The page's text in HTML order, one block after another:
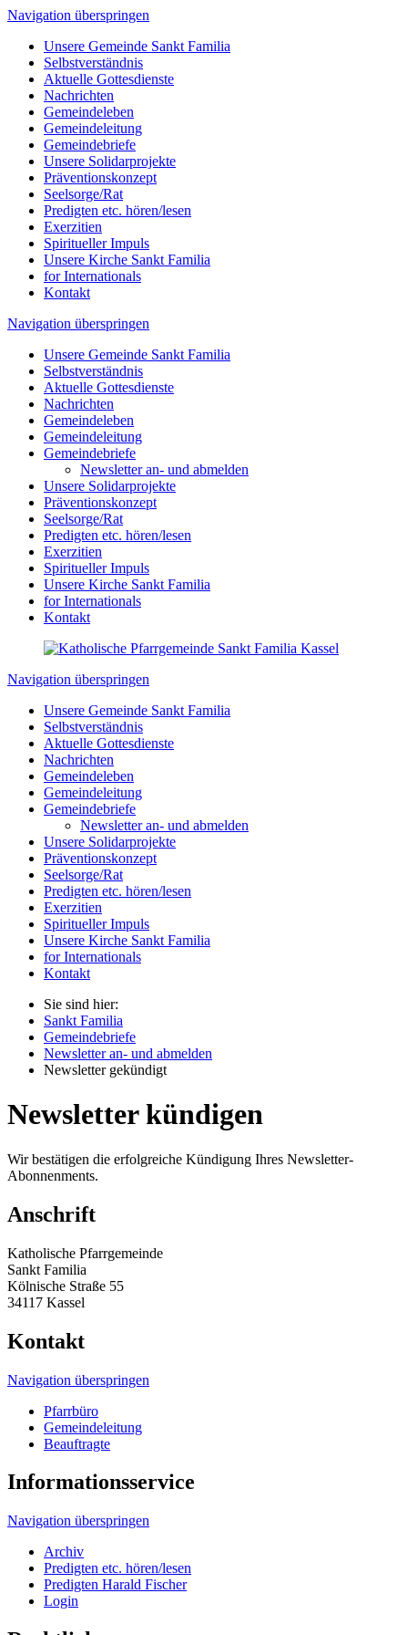
Navigation überspringen
Unsere Gemeinde Sankt Familia
Selbstverständnis
Aktuelle Gottesdienste
Nachrichten
Gemeindeleben
Gemeindeleitung
Gemeindebriefe
Unsere Solidarprojekte
Präventionskonzept
Seelsorge/Rat
Predigten etc. hören/lesen
Exerzitien
Spiritueller Impuls
Unsere Kirche Sankt Familia
for Internationals
Kontakt
Navigation überspringen
Unsere Gemeinde Sankt Familia
Selbstverständnis
Aktuelle Gottesdienste
Nachrichten
Gemeindeleben
Gemeindeleitung
Gemeindebriefe
Newsletter an- und abmelden
Unsere Solidarprojekte
Präventionskonzept
Seelsorge/Rat
Predigten etc. hören/lesen
Exerzitien
Spiritueller Impuls
Unsere Kirche Sankt Familia
for Internationals
Kontakt
Navigation überspringen
Unsere Gemeinde Sankt Familia
Selbstverständnis
Aktuelle Gottesdienste
Nachrichten
Gemeindeleben
Gemeindeleitung
Gemeindebriefe
Newsletter an- und abmelden
Unsere Solidarprojekte
Präventionskonzept
Seelsorge/Rat
Predigten etc. hören/lesen
Exerzitien
Spiritueller Impuls
Unsere Kirche Sankt Familia
for Internationals
Kontakt
Sie sind hier:
Sankt Familia
Gemeindebriefe
Newsletter an- und abmelden
Newsletter gekündigt
Newsletter kündigen
Wir bestätigen die erfolgreiche Kündigung Ihres Newsletter-
Abonnenments.
Anschrift
Katholische Pfarrgemeinde
Sankt Familia
Kölnische Straße 55
34117 Kassel
Kontakt
Navigation überspringen
Pfarrbüro
Gemeindeleitung
Beauftragte
Informationsservice
Navigation überspringen
Archiv
Predigten etc. hören/lesen
Predigten Harald Fischer
Login